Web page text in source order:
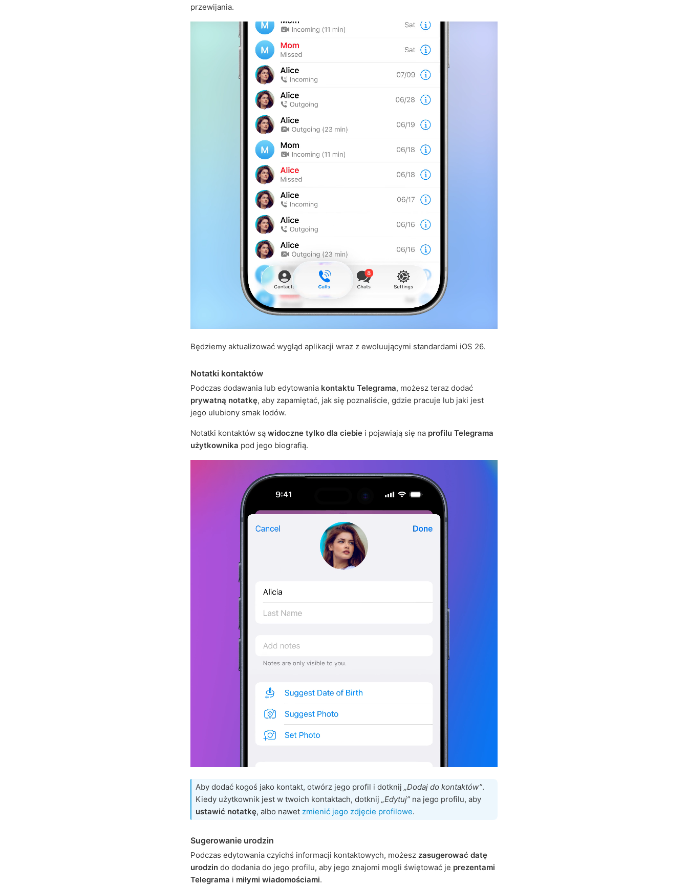
przewijania.
Będziemy aktualizować wygląd aplikacji wraz z ewoluującymi standardami iOS 26.
Notatki kontaktów
Podczas dodawania lub edytowania kontaktu Telegrama, możesz teraz dodać
prywatną notatkę, aby zapamiętać, jak się poznaliście, gdzie pracuje lub jaki jest
jego ulubiony smak lodów.
Notatki kontaktów są widoczne tylko dla ciebie i pojawiają się na profilu Telegrama
użytkownika pod jego biografią.
Aby dodać kogoś jako kontakt, otwórz jego profil i dotknij „Dodaj do kontaktów”.
Kiedy użytkownik jest w twoich kontaktach, dotknij „Edytuj” na jego profilu, aby
ustawić notatkę, albo nawet zmienić jego zdjęcie profilowe.
Sugerowanie urodzin
Podczas edytowania czyichś informacji kontaktowych, możesz zasugerować datę
urodzin do dodania do jego profilu, aby jego znajomi mogli świętować je prezentami
Telegrama i miłymi wiadomościami.